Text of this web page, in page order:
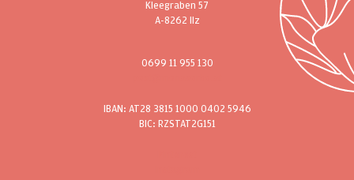
Kleegraben 57
A-8262 Ilz
0699 11 955 130
IBAN: AT28 3815 1000 0402 5946
BIC: RZSTAT2G151